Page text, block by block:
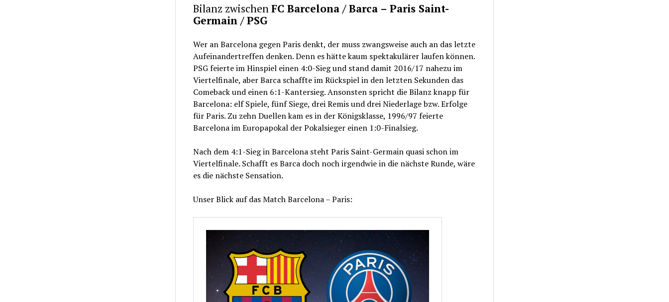
Bilanz zwischenFC Barcelona / Barca – Paris Saint-
Germain / PSG
Wer an Barcelona gegen Paris denkt, der muss zwangsweise auch an das letzte
Aufeinandertreffen denken. Denn es hätte kaum spektakulärer laufen können.
PSG feierte im Hinspiel einen 4:0-Sieg und stand damit 2016/17 nahezu im
Viertelfinale, aber Barca schaffte im Rückspiel in den letzten Sekunden das
Comeback und einen 6:1-Kantersieg. Ansonsten spricht die Bilanz knapp für
Barcelona: elf Spiele, fünf Siege, drei Remis und drei Niederlage bzw. Erfolge
für Paris. Zu zehn Duellen kam es in der Königsklasse, 1996/97 feierte
Barcelona im Europapokal der Pokalsieger einen 1:0-Finalsieg.
Nach dem 4:1-Sieg in Barcelona steht Paris Saint-Germain quasi schon im
Viertelfinale. Schafft es Barca doch noch irgendwie in die nächste Runde, wäre
es die nächste Sensation.
Unser Blick auf das Match Barcelona – Paris: